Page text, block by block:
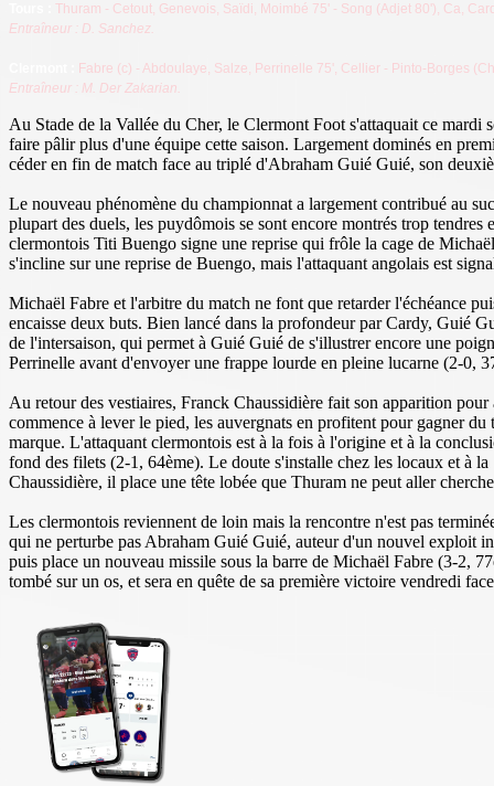
Thuram - Cetout, Genevois, Saïdi, Moimbé 75' - Song (Adjet 80'), Ca,
Entraîneur : D. Sanchez.
Fabre (c) - Abdoulaye, Salze, Perrinelle 75', Cellier - Pinto-Borges
Entraîneur : M. Der Zakarian.
Au Stade de la Vallée du Cher, le Clermont Foot s'attaquait ce mardi
faire pâlir plus d'une équipe cette saison. Largement dominés en
céder en fin de match face au triplé d'Abraham Guié Guié, son
Le nouveau phénomène du championnat a largement contribué au
plupart des duels, les puydômois se sont encore montrés trop
clermontois Titi Buengo signe une reprise qui frôle la cage de
s'incline sur une reprise de Buengo, mais l'attaquant angolais est
Michaël Fabre et l'arbitre du match ne font que retarder l'échéance
encaisse deux buts. Bien lancé dans la profondeur par Cardy, Guié
de l'intersaison, qui permet à Guié Guié de s'illustrer encore une
Perrinelle avant d'envoyer une frappe lourde en pleine lucarne (2-0,
Au retour des vestiaires, Franck Chaussidière fait son apparition
commence à lever le pied, les auvergnats en profitent pour gagner
marque. L'attaquant clermontois est à la fois à l'origine et à la
fond des filets (2-1, 64ème). Le doute s'installe chez les locaux et à
Chaussidière, il place une tête lobée que Thuram ne peut aller
Les clermontois reviennent de loin mais la rencontre n'est pas
qui ne perturbe pas Abraham Guié Guié, auteur d'un nouvel exploit
puis place un nouveau missile sous la barre de Michaël Fabre (3-2,
tombé sur un os, et sera en quête de sa première victoire vendredi